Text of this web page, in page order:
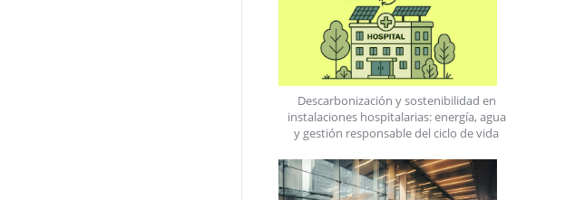
Descarbonización y sostenibilidad en
instalaciones hospitalarias: energía, agua
y gestión responsable del ciclo de vida